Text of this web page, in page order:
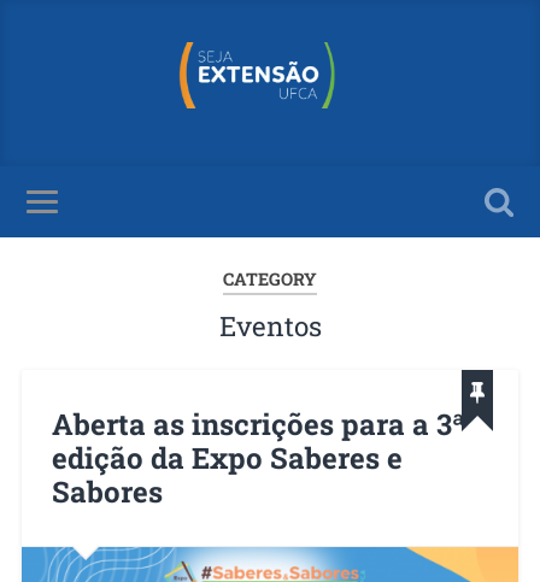
CATEGORY
Eventos
Aberta as inscrições para a 3ª
edição da Expo Saberes e
Sabores